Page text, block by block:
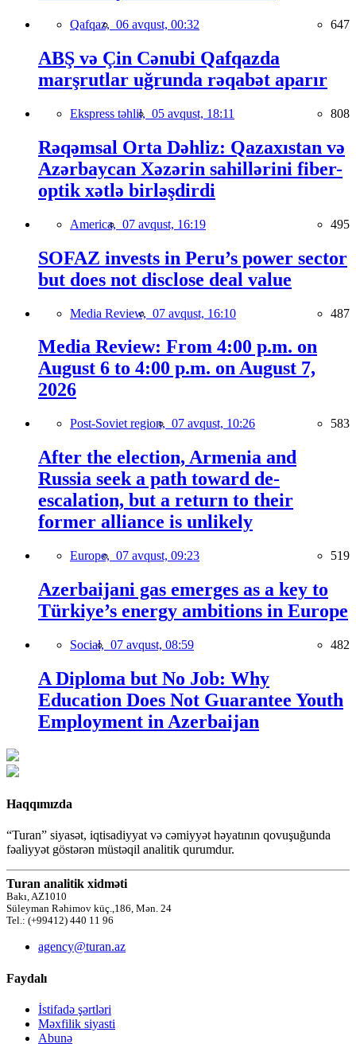
Qafqaz, 06 avqust, 00:32 647
ABŞ və Çin Cənubi Qafqazda
marşrutlar uğrunda rəqabət aparır
Ekspress təhlil, 05 avqust, 18:11 808
Rəqəmsal Orta Dəhliz: Qazaxıstan və
Azərbaycan Xəzərin sahillərini fiber-
optik xətlə birləşdirdi
America, 07 avqust, 16:19 495
SOFAZ invests in Peru’s power sector
but does not disclose deal value
Media Review, 07 avqust, 16:10 487
Media Review: From 4:00 p.m. on
August 6 to 4:00 p.m. on August 7,
2026
Post-Soviet region, 07 avqust, 10:26 583
After the election, Armenia and
Russia seek a path toward de-
escalation, but a return to their
former alliance is unlikely
Europe, 07 avqust, 09:23 519
Azerbaijani gas emerges as a key to
Türkiye’s energy ambitions in Europe
Social, 07 avqust, 08:59 482
A Diploma but No Job: Why
Education Does Not Guarantee Youth
Employment in Azerbaijan
Haqqımızda
“Turan” siyasət, iqtisadiyyat və cəmiyyət həyatının qovuşuğunda
fəaliyyət göstərən müstəqil analitik qurumdur.
Turan analitik xidməti
Bakı, AZ1010
Süleyman Rəhimov küç.,186, Mən. 24
Tel.: (+99412) 440 11 96
agency@turan.az
Faydalı
İstifadə şərtləri
Məxfilik siyasti
Abunə